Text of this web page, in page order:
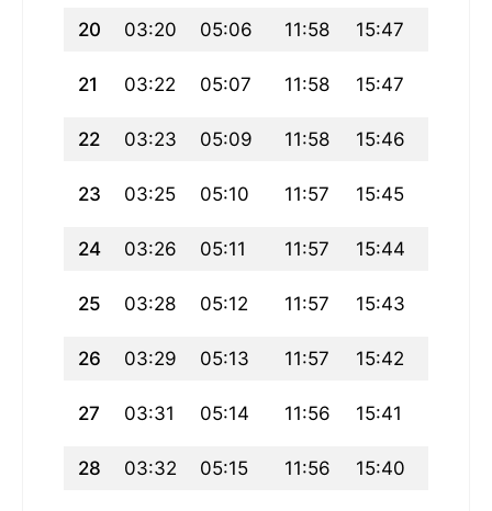
20 03:20 05:06 11:58 15:47
21 03:22 05:07 11:58 15:47
22 03:23 05:09 11:58 15:46
23 03:25 05:10 11:57 15:45
24 03:26 05:11 11:57 15:44
25 03:28 05:12 11:57 15:43
26 03:29 05:13 11:57 15:42
27 03:31 05:14 11:56 15:41
28 03:32 05:15 11:56 15:40